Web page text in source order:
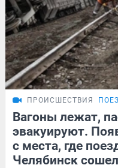
ПРОИСШЕСТВИЯ
Вагоны лежат,
эвакуируют.
с места, где
Челябинск